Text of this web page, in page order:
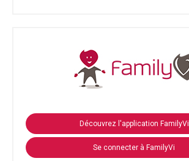
Découvrez l'application FamilyVi
Se connecter à FamilyVi